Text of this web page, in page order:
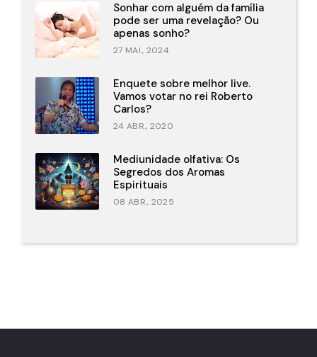
Sonhar com alguém da família
pode ser uma revelação? Ou
apenas sonho?
27 MAI., 2024
Enquete sobre melhor live.
Vamos votar no rei Roberto
Carlos?
24 ABR., 2020
Mediunidade olfativa: Os
Segredos dos Aromas
Espirituais
08 ABR., 2025